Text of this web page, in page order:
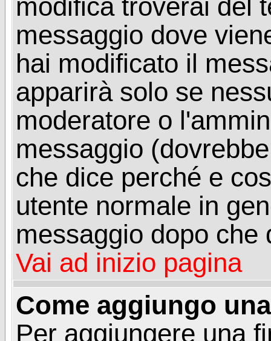
modifica troverai del
messaggio dove
hai modificato il
apparirà solo se
moderatore o
messaggio
che dice perché e
utente normale in
messaggio dopo che
Vai ad inizio pagina
Come aggiungo
Per aggiungere una